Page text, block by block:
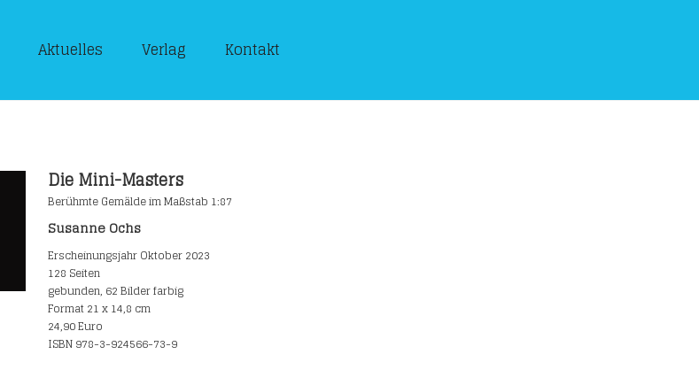
Aktuelles Verlag Kontakt
Die Mini-Masters
Berühmte Gemälde im Maßstab 1:87
Susanne Ochs
Erscheinungsjahr Oktober 2023
128 Seiten
gebunden, 62 Bilder farbig
Format 21 x 14,8 cm
24,90 Euro
ISBN 978-3-924566-73-9